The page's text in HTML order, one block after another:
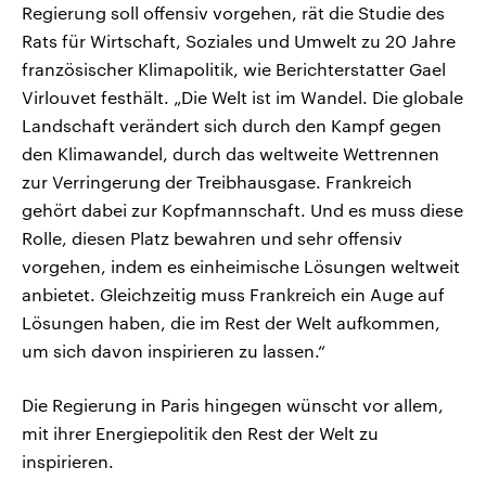
Regierung soll offensiv vorgehen, rät die Studie des
Rats für Wirtschaft, Soziales und Umwelt zu 20 Jahre
französischer Klimapolitik, wie Berichterstatter Gael
Virlouvet festhält. „Die Welt ist im Wandel. Die globale
Landschaft verändert sich durch den Kampf gegen
den Klimawandel, durch das weltweite Wettrennen
zur Verringerung der Treibhausgase. Frankreich
gehört dabei zur Kopfmannschaft. Und es muss diese
Rolle, diesen Platz bewahren und sehr offensiv
vorgehen, indem es einheimische Lösungen weltweit
anbietet. Gleichzeitig muss Frankreich ein Auge auf
Lösungen haben, die im Rest der Welt aufkommen,
um sich davon inspirieren zu lassen.“
Die Regierung in Paris hingegen wünscht vor allem,
mit ihrer Energiepolitik den Rest der Welt zu
inspirieren.